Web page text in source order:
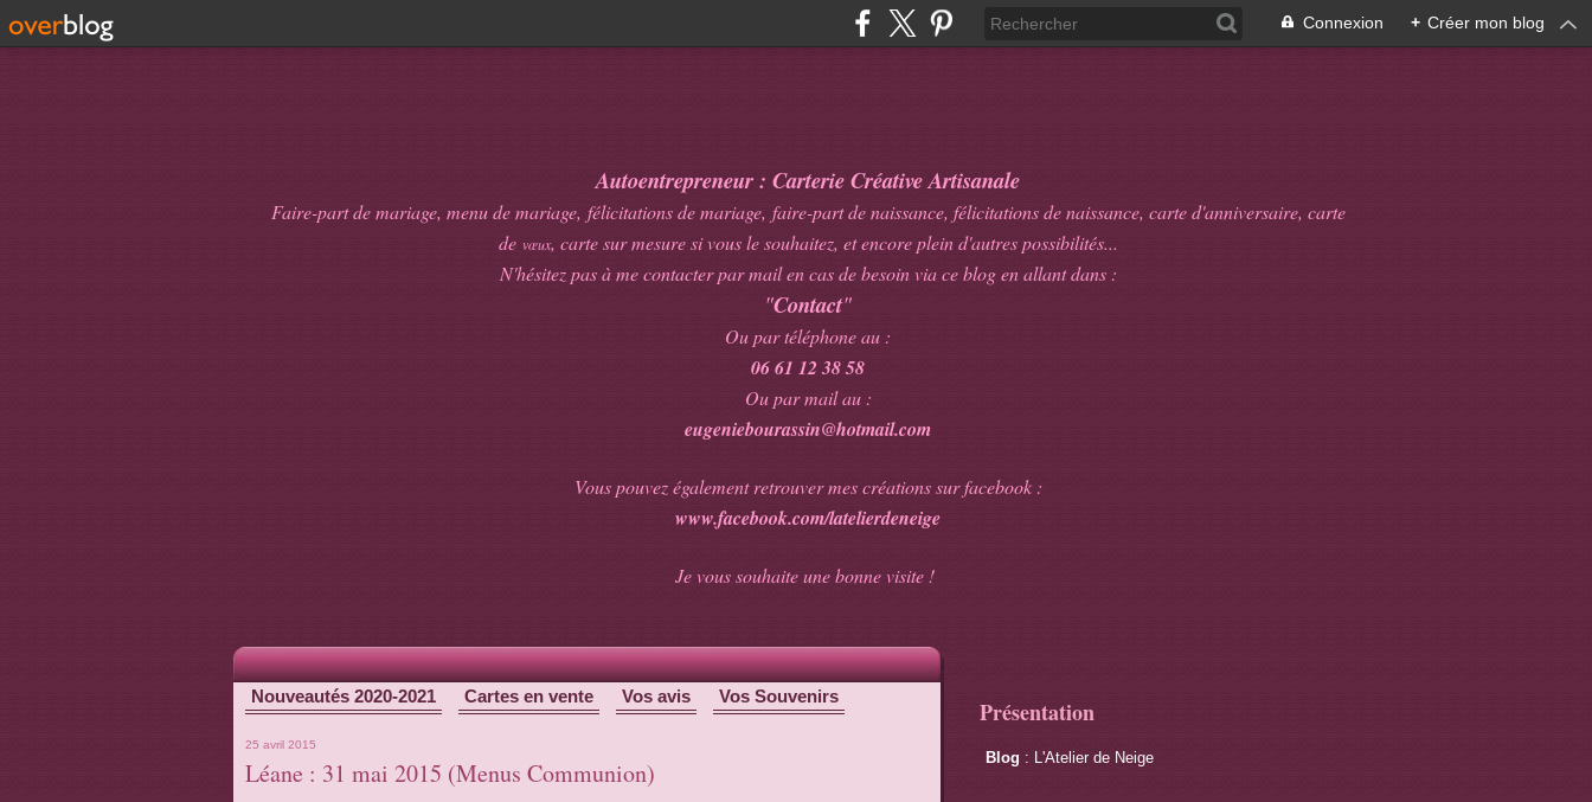
Connexion + Créer mon blog
Autoentrepreneur : Carterie Créative Artisanale
Faire-part de mariage, menu de mariage, félicitations de mariage, faire-part de naissance, félicitations de naissance, carte d'anniversaire, carte
de vœux, carte sur mesure si vous le souhaitez, et encore plein d'autres possibilités...
N'hésitez pas à me contacter par mail en cas de besoin via ce blog en allant dans :
"Contact"
Ou par téléphone au :
06 61 12 38 58
Ou par mail au :
eugeniebourassin@hotmail.com
Vous pouvez également retrouver mes créations sur facebook :
www.facebook.com/latelierdeneige
Je vous souhaite une bonne visite !
Nouveautés 2020-2021 Cartes en vente Vos avis Vos Souvenirs
25 avril 2015
Léane : 31 mai 2015 (Menus Communion)
Présentation
Blog : L'Atelier de Neige